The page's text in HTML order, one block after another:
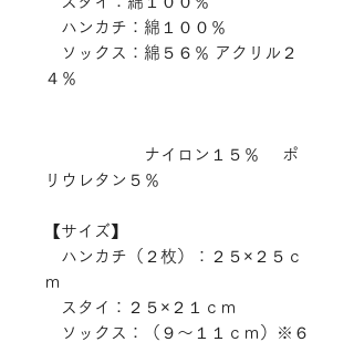
ハンカチ：綿１００％
ソックス：綿５６％ アクリル２
４％
ナイロン１５％ ポ
リウレタン５％
【サイズ】
ハンカチ（２枚）：２５×２５ｃ
ｍ
スタイ：２５×２１ｃｍ
ソックス：（９～１１ｃｍ）※６